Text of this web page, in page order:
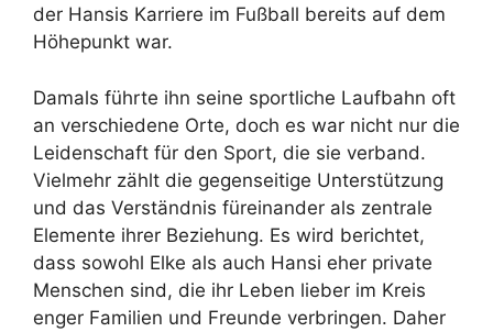
der Hansis Karriere im Fußball bereits auf dem
Höhepunkt war.
Damals führte ihn seine sportliche Laufbahn oft
an verschiedene Orte, doch es war nicht nur die
Leidenschaft für den Sport, die sie verband.
Vielmehr zählt die gegenseitige Unterstützung
und das Verständnis füreinander als zentrale
Elemente ihrer Beziehung. Es wird berichtet,
dass sowohl Elke als auch Hansi eher private
Menschen sind, die ihr Leben lieber im Kreis
enger Familien und Freunde verbringen. Daher